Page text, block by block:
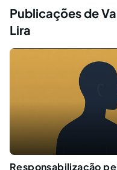
Publicações de
Lira
Responsabilização